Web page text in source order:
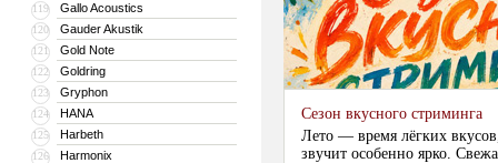
119 Gallo Acoustics
120 Gauder Akustik
121 Gold Note
122 Goldring
123 Gryphon
124 HANA
125 Harbeth
126 Harmonix
Сезон вкусного стриминга
Лето — время лёгких
звучит особенно ярко.